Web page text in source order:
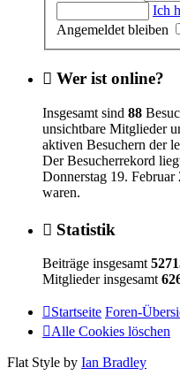
Ich
Angemeldet bleiben
Wer ist online?
Insgesamt sind 88
unsichtbare Mitglieder
aktiven Besuchern der
Der Besucherrekord
Donnerstag 19.
waren.
Statistik
Beiträge insgesamt
Mitglieder insgesamt
Startseite Foren-
Alle Cookies löschen
Flat Style by Ian Bradley